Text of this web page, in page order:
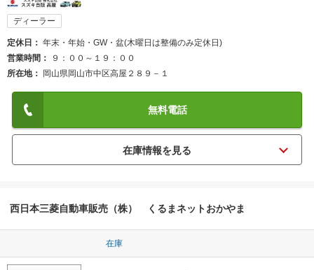
ディーラー
定休日
年末・年始・GW・盆(木曜日は整備のみ定休日)
営業時間
９：００～１９：００
所在地
岡山県岡山市中区高屋２８９－１
無料電話
西日本三菱自動車販売（株） くるまネットおかやま
在庫